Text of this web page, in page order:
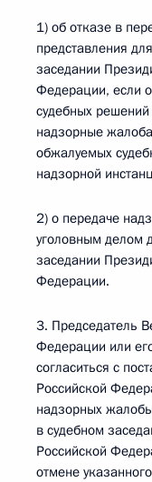
1) об отказе в
представления
заседании
Федерации, если
судебных
надзорные
обжалуемых
надзорной
2) о передаче
уголовным делом
заседании
Федерации.
3. Председатель
Федерации или
согласиться с
Российской
надзорных
в судебном
Российской
отмене